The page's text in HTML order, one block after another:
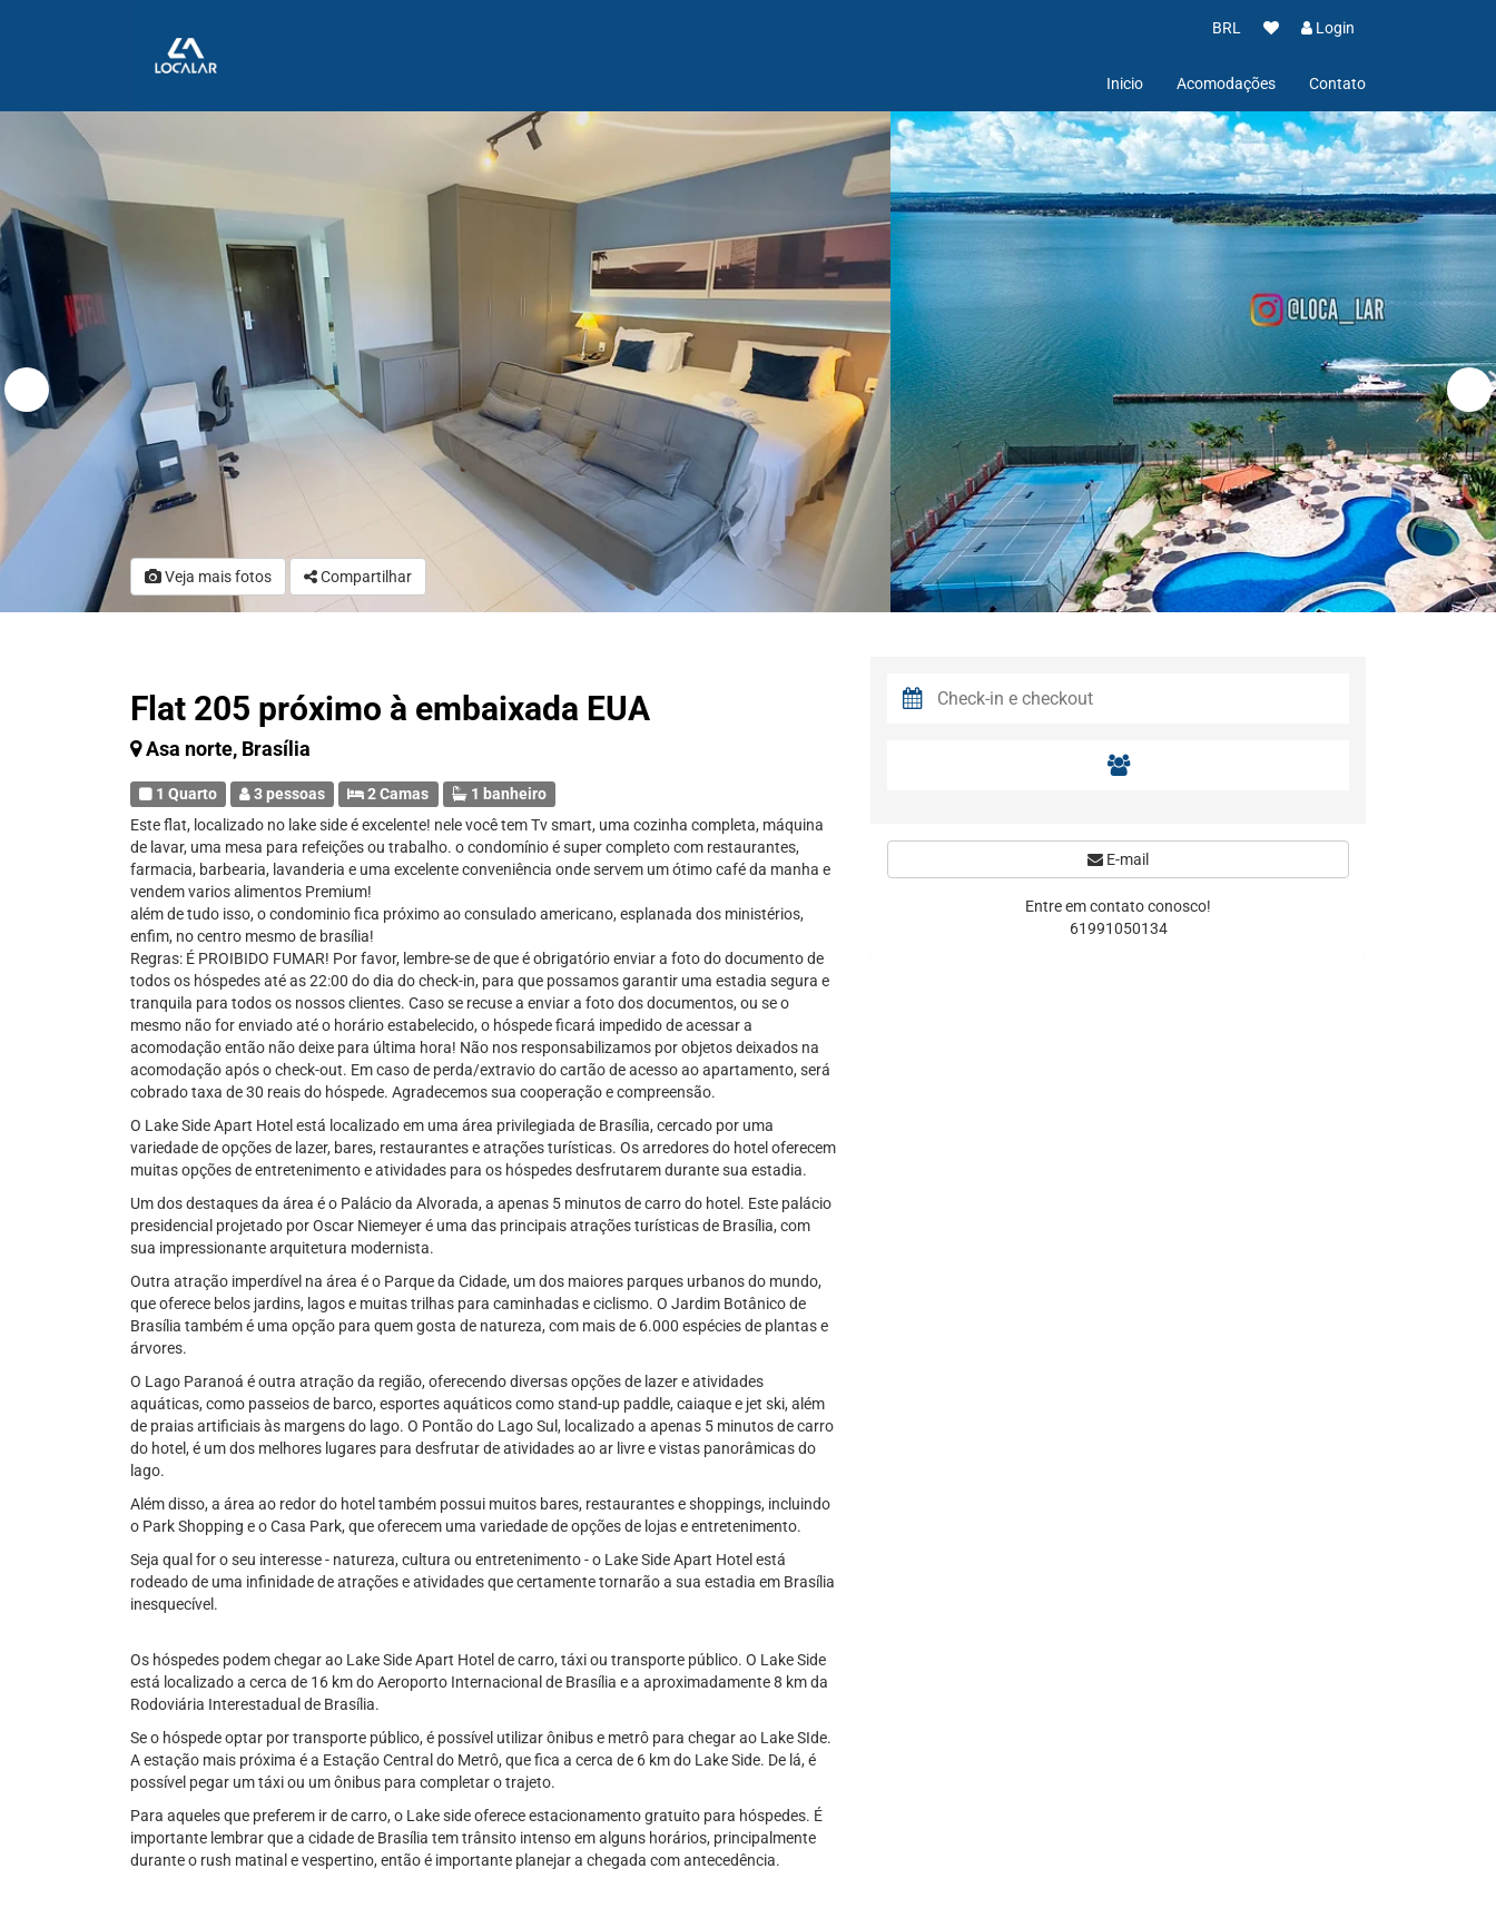
BRL Login
Inicio Acomodações Contato
Veja mais fotos Compartilhar
Flat 205 próximo à embaixada EUA
Asa norte, Brasília
1 Quarto 3 pessoas 2 Camas
1 banheiro
Este flat, localizado no lake side é excelente! nele você tem Tv smart, uma cozinha completa, máquina
de lavar, uma mesa para refeições ou trabalho. o condomínio é super completo com restaurantes,
farmacia, barbearia, lavanderia e uma excelente conveniência onde servem um ótimo café da manha e
vendem varios alimentos Premium!
além de tudo isso, o condominio fica próximo ao consulado americano, esplanada dos ministérios,
enfim, no centro mesmo de brasília!
Regras: É PROIBIDO FUMAR! Por favor, lembre-se de que é obrigatório enviar a foto do documento de
todos os hóspedes até as 22:00 do dia do check-in, para que possamos garantir uma estadia segura e
tranquila para todos os nossos clientes. Caso se recuse a enviar a foto dos documentos, ou se o
mesmo não for enviado até o horário estabelecido, o hóspede ficará impedido de acessar a
acomodação então não deixe para última hora! Não nos responsabilizamos por objetos deixados na
acomodação após o check-out. Em caso de perda/extravio do cartão de acesso ao apartamento, será
cobrado taxa de 30 reais do hóspede. Agradecemos sua cooperação e compreensão.
O Lake Side Apart Hotel está localizado em uma área privilegiada de Brasília, cercado por uma
variedade de opções de lazer, bares, restaurantes e atrações turísticas. Os arredores do hotel oferecem
muitas opções de entretenimento e atividades para os hóspedes desfrutarem durante sua estadia.
Um dos destaques da área é o Palácio da Alvorada, a apenas 5 minutos de carro do hotel. Este palácio
presidencial projetado por Oscar Niemeyer é uma das principais atrações turísticas de Brasília, com
sua impressionante arquitetura modernista.
Outra atração imperdível na área é o Parque da Cidade, um dos maiores parques urbanos do mundo,
que oferece belos jardins, lagos e muitas trilhas para caminhadas e ciclismo. O Jardim Botânico de
Brasília também é uma opção para quem gosta de natureza, com mais de 6.000 espécies de plantas e
árvores.
O Lago Paranoá é outra atração da região, oferecendo diversas opções de lazer e atividades
aquáticas, como passeios de barco, esportes aquáticos como stand-up paddle, caiaque e jet ski, além
de praias artificiais às margens do lago. O Pontão do Lago Sul, localizado a apenas 5 minutos de carro
do hotel, é um dos melhores lugares para desfrutar de atividades ao ar livre e vistas panorâmicas do
lago.
Além disso, a área ao redor do hotel também possui muitos bares, restaurantes e shoppings, incluindo
o Park Shopping e o Casa Park, que oferecem uma variedade de opções de lojas e entretenimento.
Seja qual for o seu interesse - natureza, cultura ou entretenimento - o Lake Side Apart Hotel está
rodeado de uma infinidade de atrações e atividades que certamente tornarão a sua estadia em Brasília
inesquecível.
Os hóspedes podem chegar ao Lake Side Apart Hotel de carro, táxi ou transporte público. O Lake Side
está localizado a cerca de 16 km do Aeroporto Internacional de Brasília e a aproximadamente 8 km da
Rodoviária Interestadual de Brasília.
Se o hóspede optar por transporte público, é possível utilizar ônibus e metrô para chegar ao Lake SIde.
A estação mais próxima é a Estação Central do Metrô, que fica a cerca de 6 km do Lake Side. De lá, é
possível pegar um táxi ou um ônibus para completar o trajeto.
Para aqueles que preferem ir de carro, o Lake side oferece estacionamento gratuito para hóspedes. É
importante lembrar que a cidade de Brasília tem trânsito intenso em alguns horários, principalmente
durante o rush matinal e vespertino, então é importante planejar a chegada com antecedência.
E-mail
Entre em contato conosco!
61991050134